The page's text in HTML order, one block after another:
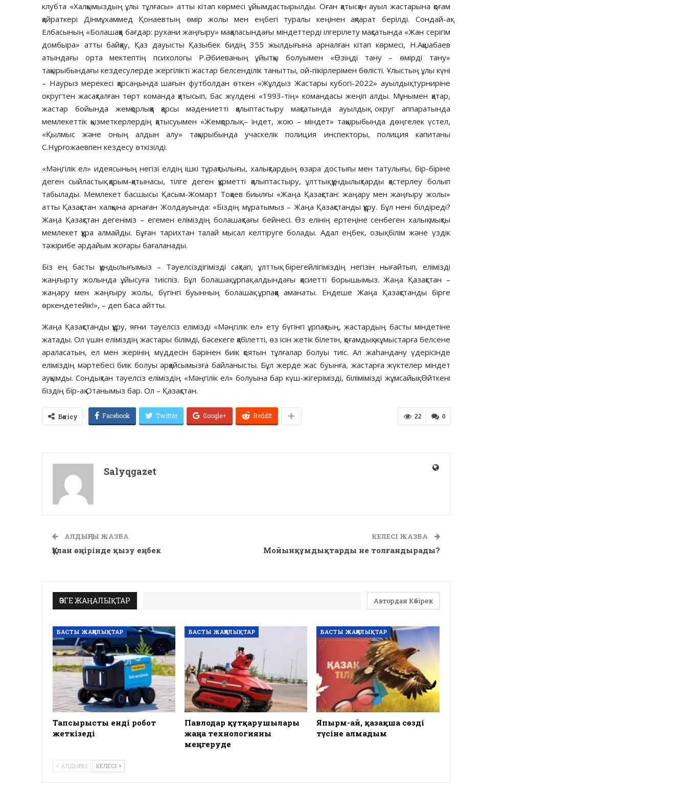
клубта «Халқымыздың ұлы тұлғасы» атты кітап көрмесі ұйымдастырылды. Оған қатысқан ауыл жастарына қоғам
қайраткері Дінмұхаммед Қонаевтың өмір жолы мен еңбегі туралы кеңінен ақпарат берілді. Сондай-ақ
Елбасының «Болашаққа бағдар: рухани жаңғыру» мақаласындағы міндеттерді ілгерілету мақсатында «Жан серігім
домбыра» атты байқау, Қаз дауысты Қазыбек бидің 355 жылдығына арналған кітап көрмесі, Н.Ақшабаев
атындағы орта мектептің психологы Р.Әбиеваның ұйытқы болуымен «Өзіңді тану – өмірді тану»
тақырыбындағы кездесулерде жергілікті жастар белсенділік танытты, ой-пікірлерімен бөлісті. Ұлыстың ұлы күні
– Наурыз мерекесі қарсаңында шағын футболдан өткен «Жұлдыз Жастары кубогі-2022» ауылдық турниріне
округтен жасақталған төрт команда қатысып, бас жүлдені «1993-тің» командасы жеңіп алды. Мұнымен қатар,
жастар бойында жемқорлыққа қарсы мәдениетті қалыптастыру мақсатында ауылдық округ аппаратында
мемлекеттік қызметкерлердің қатысуымен «Жемқорлық – індет, жою – міндет» тақырыбында дөңгелек үстел,
«Қылмыс және оның алдын алу» тақырыбында учаскелік полиция инспекторы, полиция капитаны
С.Нұрғожаевпен кездесу өткізілді.
«Мәңгілік ел» идеясының негізі елдің ішкі тұрақтылығы, халықтардың өзара достығы мен татулығы, бір-біріне
деген сыйластық қарым-қатынасы, тілге деген құрметті қалыптастыру, ұлттық құндылықтарды қастерлеу болып
табылады. Мемлекет басшысы Қасым-Жомарт Тоқаев биылғы «Жаңа Қазақстан: жаңару мен жаңғыру жолы»
атты Қазақстан халқына арнаған Жолдауында: «Біздің мұратымыз – Жаңа Қазақстанды құру. Бұл нені білдіреді?
Жаңа Қазақстан дегеніміз – егемен еліміздің болашақтағы бейнесі. Өз елінің ертеңіне сенбеген халық мықты
мемлекет құра алмайды. Бұған тарихтан талай мысал келтіруге болады. Адал еңбек, озық білім және үздік
тәжірибе әрдайым жоғары бағаланады.
Біз ең басты құндылығымыз – Тәуелсіздігімізді сақтап, ұлттық бірегейлігіміздің негізін нығайтып, елімізді
жаңғырту жолында ұйысуға тиіспіз. Бұл болашақ ұрпақ алдындағы қасиетті борышымыз. Жаңа Қазақстан –
жаңару мен жаңғыру жолы, бүгінгі буынның болашақ ұрпаққа аманаты. Ендеше Жаңа Қазақстанды бірге
өркендетейік!», – деп баса айтты.
Жаңа Қазақстанды құру, яғни тәуелсіз елімізді «Мәңгілік ел» ету бүгінгі ұрпақтың, жастардың басты міндетіне
жатады. Ол үшін еліміздің жастары білімді, бәсекеге қабілетті, өз ісін жетік білетін, қоғамдық жұмыстарға белсене
араласатын, ел мен жерінің мүддесін бәрінен биік қоятын тұлғалар болуы тиіс. Ал жаһандану үдерісінде
еліміздің мәртебесі биік болуы әрқайсымызға байланысты. Бұл жерде жас буынға, жастарға жүктелер міндет
ауқымды. Сондықтан тәуелсіз еліміздің «Мәңгілік ел» болуына бар күш-жігерімізді, білімімізді жұмсайық. Өйткені
біздің бір-ақ Отанымыз бар. Ол – Қазақстан.
0
22
Бөлісу Facebook Twitter Google+ ReddIt
Salyqgazet
АЛДЫҢҒЫ ЖАЗБА
Құлан өңірінде қызу еңбек
КЕЛЕСІ ЖАЗБА
Мойынқұмдықтарды не толғандырады?
ӨЗГЕ ЖАҢАЛЫҚТАР Автордан Көбірек
БАСТЫ ЖАҢАЛЫҚТАР
Тапсырысты енді робот
жеткізеді
БАСТЫ ЖАҢАЛЫҚТАР
Павлодар құтқарушылары
жаңа технологияны
меңгеруде
БАСТЫ ЖАҢАЛЫҚТАР
Япырм-ай, қазақша сөзді
түсіне алмадым
АЛДЫҢҒЫ КЕЛЕСІ